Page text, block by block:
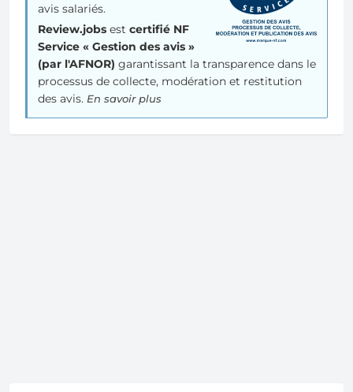
avis salariés.
Review.jobs est certifié NF
Service « Gestion des avis »
(par l'AFNOR) garantissant la transparence dans le
processus de collecte, modération et restitution
des avis. En savoir plus